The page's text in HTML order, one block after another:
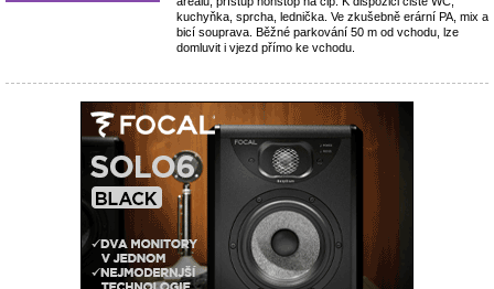
kuchyňka, sprcha, lednička. Ve zkušebně erární PA, mix a
bicí souprava. Běžné parkování 50 m od vchodu, lze
domluvit i vjezd přímo ke vchodu.